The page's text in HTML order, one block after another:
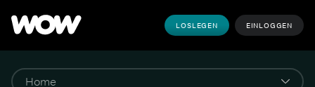
LOSLEGEN EINLOGGEN